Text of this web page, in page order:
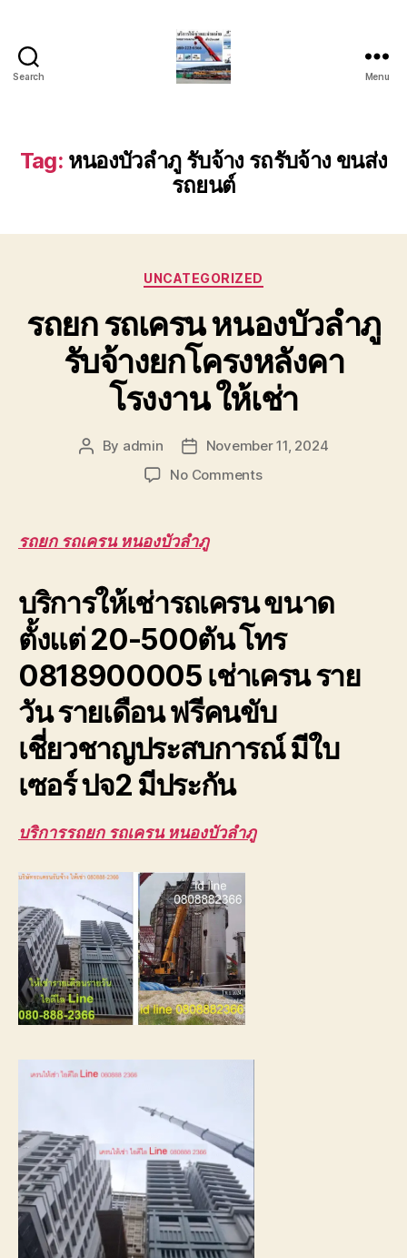
Search
รถ
เครน
รถ
รถ
ขนส่ง
เครื่องจักร
โทร
0818900005
Menu
Tag: หนองบัวลำภู รับจ้าง รถรับจ้าง ขนส่ง
รถยนต์
Categories
UNCATEGORIZED
รถยก รถเครน หนองบัวลำภู
รับจ้างยกโครงหลังคา
โรงงาน ให้เช่า
Post
By admin
Post
date
November 11, 2024
No Commentson
ยก
โครง
หลังคา
โรงงาน
ให้
รถยก รถเครน หนองบัวลำภู
บริการให้เช่ารถเครน ขนาด
ตั้งแต่ 20-500ตัน โทร
0818900005 เช่าเครน ราย
วัน รายเดือน ฟรีคนขับ
เชี่ยวชาญประสบการณ์ มีใบ
เซอร์ ปจ2 มีประกัน
บริการรถยก รถเครน หนองบัวลำภู